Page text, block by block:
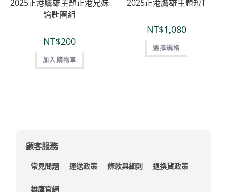
2025正港鷹雄主題正港兄妹
鑰匙圈組
NT$200
加入購物車
2025正港鷹雄主題短T
NT$1,080
選擇規格
顧客服務
常見問題 運送政策 條款與細則 退換貨政策
雄鷹官網